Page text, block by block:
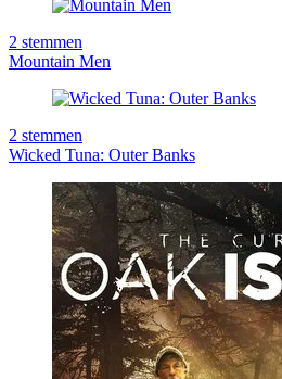
2 stemmen
Mountain Men
2 stemmen
Wicked Tuna: Outer Banks